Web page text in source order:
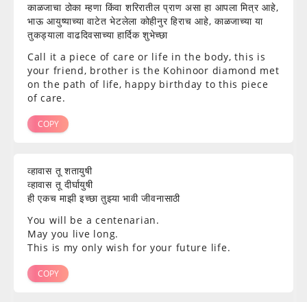
काळजाचा ठोका म्हणा किंवा शरिरातील प्राण असा हा आपला मित्र आहे,
भाऊ आयुष्याच्या वाटेत भेटलेला कोहीनुर हिराच आहे, काळजाच्या या
तुकड्याला वाढदिवसाच्या हार्दिक शुभेच्छा
Call it a piece of care or life in the body, this is
your friend, brother is the Kohinoor diamond met
on the path of life, happy birthday to this piece
of care.
COPY
व्हावास तू शतायुषी
व्हावास तू दीर्घायुषी
ही एकच माझी इच्छा तुझ्या भावी जीवनासाठी
You will be a centenarian.
May you live long.
This is my only wish for your future life.
COPY